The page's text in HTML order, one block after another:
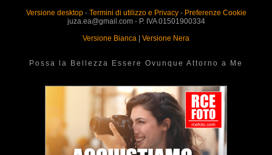
Versione desktop- Termini di utilizzo e Privacy- Preferenze Cookie
juza.ea@gmail.com - P. IVA 01501900334
Versione Bianca
Versione Nera
Possa la Bellezza Essere Ovunque Attorno a Me